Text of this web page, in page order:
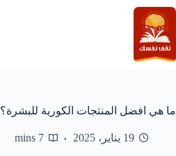
التجاوز
إلى
المحتوى
ما هي افضل المنتجات الكورية للبشرة؟ ٥ أنواع لا تفوتك
19 يناير، 2025 7 mins